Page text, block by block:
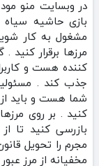
در وبسایت منو
مشغول به کار
کننده هست و
جذب کند .
شما هست و باید از
کنید . بر روی
بازرسی کنید تا
مجرم را تحویل
مخفیانه از مرز